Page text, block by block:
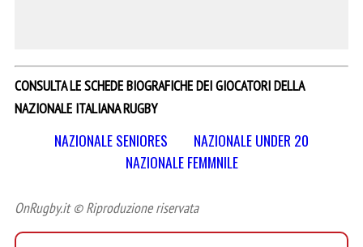
CONSULTA LE SCHEDE BIOGRAFICHE DEI GIOCATORI DELLA
NAZIONALE ITALIANA RUGBY
NAZIONALE SENIORES
NAZIONALE UNDER 20
NAZIONALE FEMMNILE
OnRugby.it © Riproduzione riservata